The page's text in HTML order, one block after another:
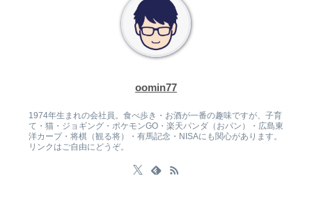
oomin77
1974年生まれの会社員。食べ歩き・お酒が一番の趣味ですが、子育
て・猫・ジョギング・ポケモンGO・楽天パンダ（おパン）・広島東
洋カープ・将棋（観る将）・有馬記念・NISAにも関心があります。
リンクはご自由にどうぞ。